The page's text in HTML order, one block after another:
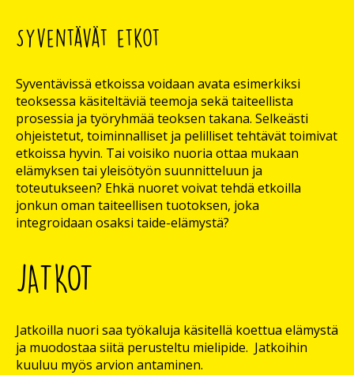
Syventävät etkot
Syventävissä etkoissa voidaan avata esimerkiksi
teoksessa käsiteltäviä teemoja sekä taiteellista
prosessia ja työryhmää teoksen takana. Selkeästi
ohjeistetut, toiminnalliset ja pelilliset tehtävät toimivat
etkoissa hyvin. Tai voisiko nuoria ottaa mukaan
elämyksen tai yleisötyön suunnitteluun ja
toteutukseen? Ehkä nuoret voivat tehdä etkoilla
jonkun oman taiteellisen tuotoksen, joka
integroidaan osaksi taide-elämystä?
JATKOT
Jatkoilla nuori saa työkaluja käsitellä koettua elämystä
ja muodostaa siitä perusteltu mielipide. Jatkoihin
kuuluu myös arvion antaminen.